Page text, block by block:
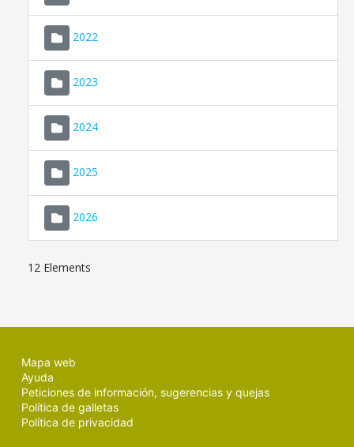
2022
2023
2024
2025
2026
12 Elements
Mapa web
Ayuda
Peticiones de información, sugerencias y quejas
Política de galletas
Política de privacidad